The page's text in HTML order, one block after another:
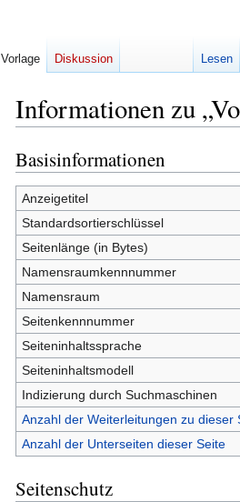
Informationen zu
Zur
Navigation
springen
Zur
Suche
springen
Basisinformationen
Anzeigetitel
Standardsortierschlüssel
Seitenlänge (in Bytes)
Namensraumkennnummer
Namensraum
Seitenkennnummer
Seiteninhaltssprache
Seiteninhaltsmodell
Indizierung durch Suchmaschinen
Anzahl der Weiterleitungen zu dieser
Anzahl der Unterseiten dieser Seite
Seitenschutz
Vorlage Diskussion Lesen